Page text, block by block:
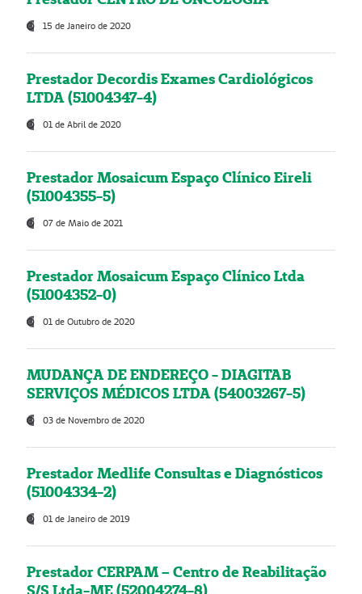
15 de Janeiro de 2020
Prestador Decordis Exames Cardiológicos
LTDA (51004347-4)
01 de Abril de 2020
Prestador Mosaicum Espaço Clínico Eireli
(51004355-5)
07 de Maio de 2021
Prestador Mosaicum Espaço Clínico Ltda
(51004352-0)
01 de Outubro de 2020
MUDANÇA DE ENDEREÇO - DIAGITAB
SERVIÇOS MÉDICOS LTDA (54003267-5)
03 de Novembro de 2020
Prestador Medlife Consultas e Diagnósticos
(51004334-2)
01 de Janeiro de 2019
Prestador CERPAM – Centro de Reabilitação
S/S Ltda-ME (52004274-8)